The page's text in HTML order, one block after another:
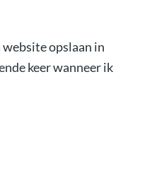
opslaan in
keer wanneer ik